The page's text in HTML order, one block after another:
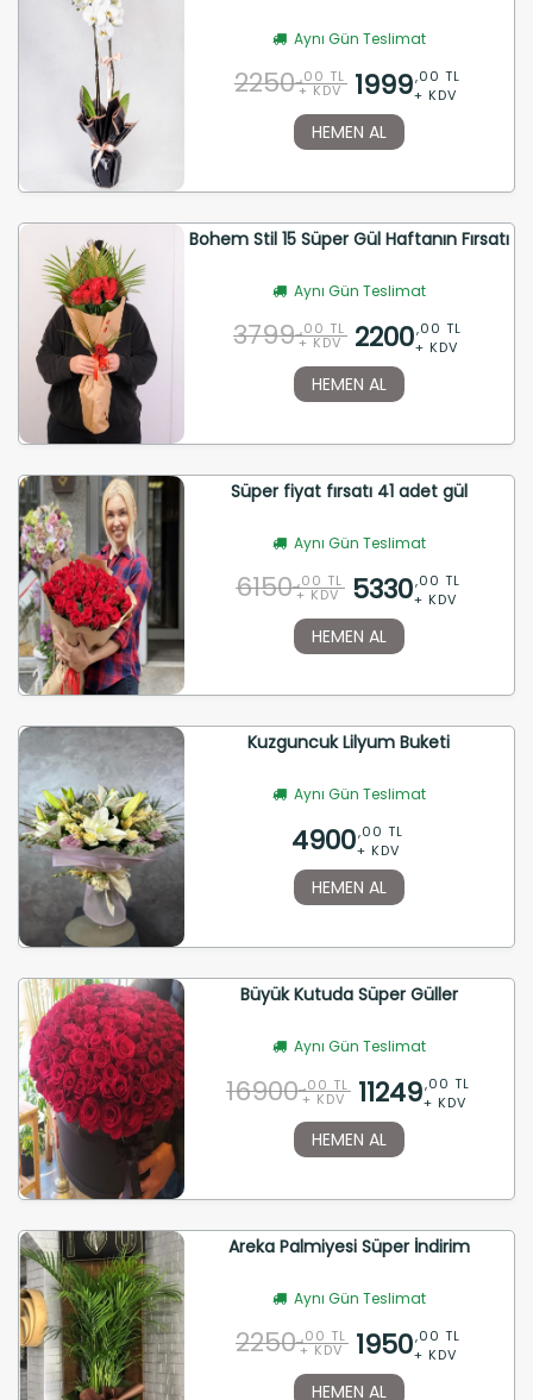
Aynı Gün Teslimat
2250 ,00 TL
+ KDV 1999,00 TL
+ KDV
HEMEN AL
Bohem Stil 15 Süper Gül Haftanın Fırsatı
Aynı Gün Teslimat
3799 ,00 TL
+ KDV 2200,00 TL
+ KDV
HEMEN AL
Süper fiyat fırsatı 41 adet gül
Aynı Gün Teslimat
6150 ,00 TL
+ KDV 5330,00 TL
+ KDV
HEMEN AL
Kuzguncuk Lilyum Buketi
Aynı Gün Teslimat
4900,00 TL
+ KDV
HEMEN AL
Büyük Kutuda Süper Güller
Aynı Gün Teslimat
16900 ,00 TL
+ KDV 11249,00 TL
+ KDV
HEMEN AL
Areka Palmiyesi Süper İndirim
Aynı Gün Teslimat
2250 ,00 TL
+ KDV 1950,00 TL
+ KDV
HEMEN AL